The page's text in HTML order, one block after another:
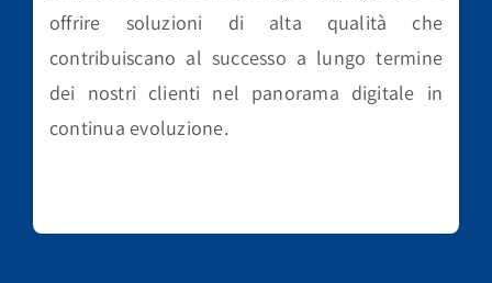
offrire soluzioni di alta qualità che
contribuiscano al successo a lungo termine
dei nostri clienti nel panorama digitale in
continua evoluzione.